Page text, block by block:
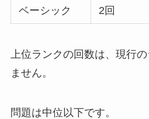
ベーシック 2回
上位ランクの回数は、現行
ません。
問題は中位以下です。